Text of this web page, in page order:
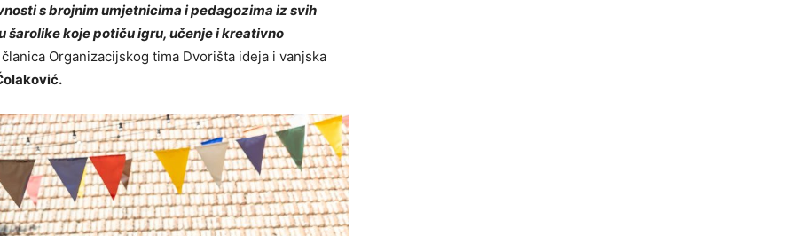
s brojnim umjetnicima i pedagozima iz svih
šarolike koje potiču igru, učenje i kreativno
Organizacijskog tima Dvorišta ideja i vanjska